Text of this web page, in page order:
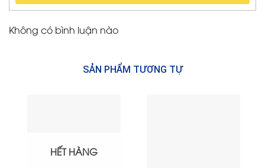
Không có bình luận nào
SẢN PHẨM TƯƠNG TỰ
HẾT HÀNG